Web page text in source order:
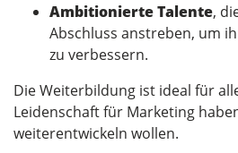
Ambitionierte Talente,
Abschluss anstreben, um
zu verbessern.
Die Weiterbildung ist ideal für
Leidenschaft für Marketing
weiterentwickeln wollen.